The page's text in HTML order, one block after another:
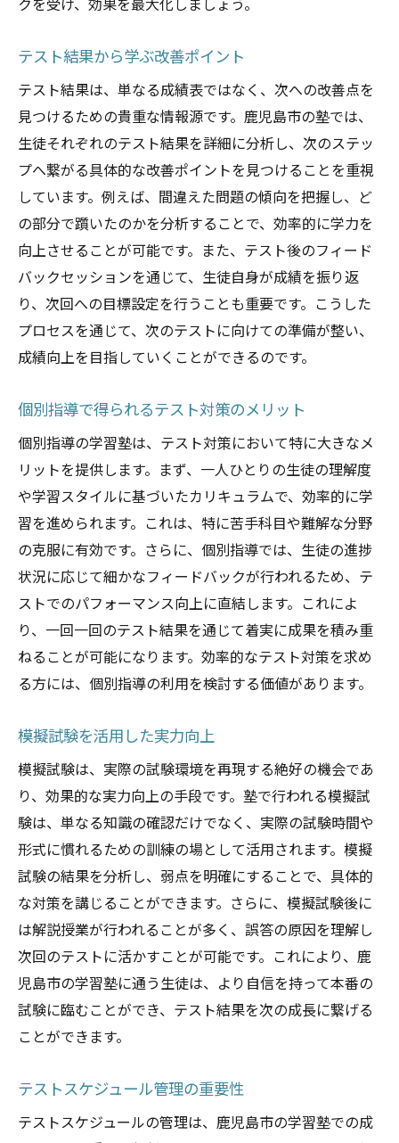
地域密着型塾の地域貢献と信頼性
大手進学塾の進学実績とブランド力
一回一回のテスト結果が成績向上の鍵となる理
由
テスト結果をデータ化して次に活かす
小さな成功体験の積み重ね
フィードバックを活用した学習改善
自己分析と目標設定の重要性
ミスを恐れずにチャレンジする姿勢を育む
テスト結果を親子で共有し、共に考える
鹿児島市で子どもに最適な学習環境を提供する
塾探し
塾の立地条件と通塾の利便性
安全面を考慮した通塾手段の選択
子どもの意見を尊重した塾選び
学習環境が子どもの集中力に与える影響
通塾時間と家庭時間のバランス
親と塾のコミュニケーション体制
地域の教育事情に精通した塾選びのヒントを鹿
児島市から
地域独自の教育課題と塾の役割
地元の教育情報を活用した賢い選び方
地域の教育ネットワークを活用する
教育専門家からのアドバイスを参考にする
地域特性に応じた塾選びのポイント
塾の選択肢を絞り込むための効果的な比較方法
体験授業を通じた実際の雰囲気の確認
料金プランの詳細な比較と検討
口コミサイトとランキングの活用法
各種指導形態のメリット・デメリット
学習塾の実績と卒業生の進路先
通塾スタイルの柔軟性と選択肢
鹿児島市の塾で学力向上を実現するための施策
目標達成に向けた学習計画の策定
生徒の成長を見守るフォローアップ体制
クを受け、効果を最大化しましょう。
テスト結果から学ぶ改善ポイント
テスト結果は、単なる成績表ではなく、次への改善点を
見つけるための貴重な情報源です。鹿児島市の塾では、
生徒それぞれのテスト結果を詳細に分析し、次のステッ
プへ繋がる具体的な改善ポイントを見つけることを重視
しています。例えば、間違えた問題の傾向を把握し、ど
の部分で躓いたのかを分析することで、効率的に学力を
向上させることが可能です。また、テスト後のフィード
バックセッションを通じて、生徒自身が成績を振り返
り、次回への目標設定を行うことも重要です。こうした
プロセスを通じて、次のテストに向けての準備が整い、
成績向上を目指していくことができるのです。
個別指導で得られるテスト対策のメリット
個別指導の学習塾は、テスト対策において特に大きなメ
リットを提供します。まず、一人ひとりの生徒の理解度
や学習スタイルに基づいたカリキュラムで、効率的に学
習を進められます。これは、特に苦手科目や難解な分野
の克服に有効です。さらに、個別指導では、生徒の進捗
状況に応じて細かなフィードバックが行われるため、テ
ストでのパフォーマンス向上に直結します。これによ
り、一回一回のテスト結果を通じて着実に成果を積み重
ねることが可能になります。効率的なテスト対策を求め
る方には、個別指導の利用を検討する価値があります。
模擬試験を活用した実力向上
模擬試験は、実際の試験環境を再現する絶好の機会であ
り、効果的な実力向上の手段です。塾で行われる模擬試
験は、単なる知識の確認だけでなく、実際の試験時間や
形式に慣れるための訓練の場として活用されます。模擬
試験の結果を分析し、弱点を明確にすることで、具体的
な対策を講じることができます。さらに、模擬試験後に
は解説授業が行われることが多く、誤答の原因を理解し
次回のテストに活かすことが可能です。これにより、鹿
児島市の学習塾に通う生徒は、より自信を持って本番の
試験に臨むことができ、テスト結果を次の成長に繋げる
ことができます。
テストスケジュール管理の重要性
テストスケジュールの管理は、鹿児島市の学習塾での成